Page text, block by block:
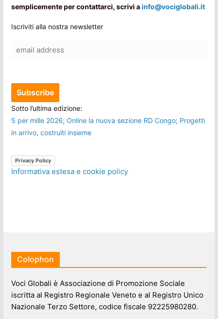
semplicemente per contattarci, scrivi ainfo@vociglobali.it
Iscriviti alla nostra newsletter
Sotto l’ultima edizione:
5 per mille 2026; Online la nuova sezione RD Congo; Progetti
in arrivo, costruiti insieme
Privacy Policy
Informativa estesa e cookie policy
Colophon
Voci Globali è Associazione di Promozione Sociale
iscritta al Registro Regionale Veneto e al Registro Unico
Nazionale Terzo Settore, codice fiscale 92225980280.